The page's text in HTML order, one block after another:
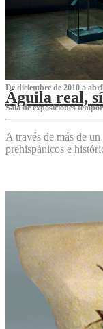
De diciembre de 2010 a
Águila real,
Sala de exposiciones
A través de más de
prehispánicos e